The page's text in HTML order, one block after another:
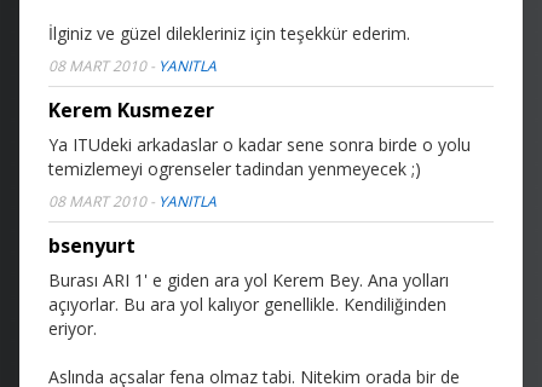
İlginiz ve güzel dilekleriniz için teşekkür ederim.
08 MART 2010- YANITLA
Kerem Kusmezer
Ya ITUdeki arkadaslar o kadar sene sonra birde o yolu
temizlemeyi ogrenseler tadindan yenmeyecek ;)
08 MART 2010- YANITLA
bsenyurt
Burası ARI 1' e giden ara yol Kerem Bey. Ana yolları
açıyorlar. Bu ara yol kalıyor genellikle. Kendiliğinden
eriyor.
Aslında açsalar fena olmaz tabi. Nitekim orada bir de